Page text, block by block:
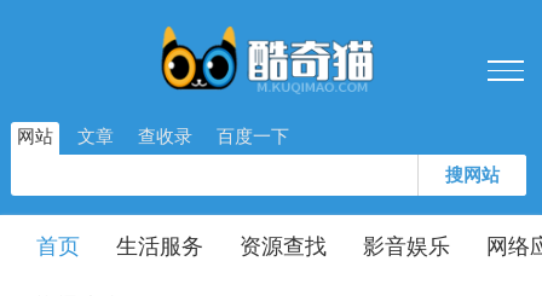
网站 文章 查收录 百度一下
搜网站
首页 生活服务 资源查找 影音娱乐 网络